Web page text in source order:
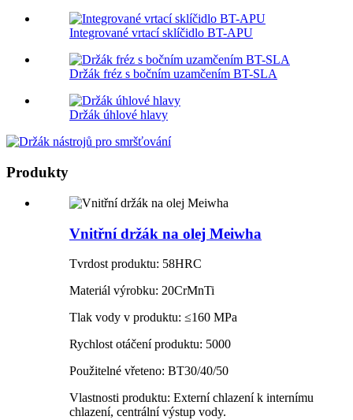
Integrované vrtací sklíčidlo BT-APU
Držák fréz s bočním uzamčením BT-SLA
Držák úhlové hlavy
Produkty
Vnitřní držák na olej Meiwha
Tvrdost produktu: 58HRC
Materiál výrobku: 20CrMnTi
Tlak vody v produktu: ≤160 MPa
Rychlost otáčení produktu: 5000
Použitelné vřeteno: BT30/40/50
Vlastnosti produktu: Externí chlazení k internímu
chlazení, centrální výstup vody.